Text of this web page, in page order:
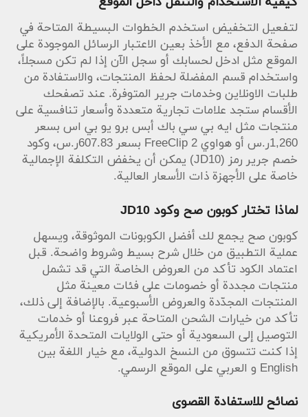
المساعدة المتوفرة من مكتبة جرير. استخدم ميزة تَصفح
الأقسام والبحث عن الأكثر شيوعاً أو الوصل حديثاً لتحديد
أفضل الصفقات، واحفظ العناصر في المفضلة إذا رغبت
بالمقارنة لاحقاً. من الجيد أيضاً متابعة العروض الحصرية
للموقع وحملات الخصم الموسمية لأن كود خصم جرير رمز
(JD10) قد يقترن بعروض أخرى لتعظيم التوفير. للتنوع في
التوفير يمكن الاطلاع على مواقع طلبات وكوبونات أخرى
مثل
بين الحين والآخر لمقارنة العروض.
منتجات مميزة وأسعار مرجعية
كمثال عملي؛ إن كنت تبحث عن لابتوبات أو شاشات ألعاب
ملحوظ. تذكر أن تراقب القسم الخاص بالعروض الأسبوعية
والمنتجات المجدّدة لأن الجمع بين عرض ترويجي وكود
خصم يمكن أن يؤدي إلى صفقة ممتازة.
لتفعيل التخفيض استخدم الخطوات البسيطة المتاحة في
صفحة الدفع، مع الأخذ بعين الاعتبار الرسائل الموجودة على
الموقع مثل ادخل لحسابك أو سجل الآن إذا لم تكن مسجلاً،
واستخدام قسم المفضلة لحفظ المنتجات، والاستفادة من
طلبات الاونلاين وخدمات جرير المتوفرة. عند تصفحك
الأقسام ستجد علامات تجارية متعددة وأسعار تنافسية على
منتجات مثل ايه بي سي باك أبس برو يو بي اس بسعر
1,260ر.س أو هواوي FreeClip 2 بسعر 607.83ر.س، وكود
خصم جرير رمز (JD10) يمكن أن يخفض التكلفة الإجمالية
خاصة على الأجهزة ذات الأسعار العالية.
لماذا تختار كوبون صح وكود JD10
كوبون صح يجمع لك أفضل الكوبونات الموثوقة، ويسهل
عملية التطبيق من خلال شرح بسيط وشروط واضحة. قبل
اعتماد الكود تأكد من العروض الخاصة التي قد تشمل
منتجات مجددة أو خصومات على فئات معينة مثل
المنتجات المجدّدة والعروض الأسبوعية. بالإضافة إلى ذلك،
تأكد من خيارات الشحن المتاحة عبر فروعنا أو خدمات
التوصيل إلى السعودية أو حتى الولايات المتحدة الأمريكية
إذا كنت تتسوق من النسخ الدولية، مع خيار اللغة بين
English و العربي على الموقع الرسمي.
نصائح للاستفادة القصوى